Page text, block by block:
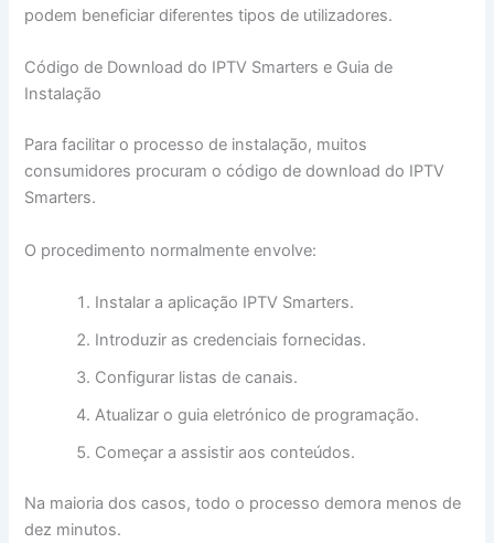
podem beneficiar diferentes tipos de utilizadores.
Código de Download do IPTV Smarters e Guia de
Instalação
Para facilitar o processo de instalação, muitos
consumidores procuram o código de download do IPTV
Smarters.
O procedimento normalmente envolve:
Instalar a aplicação IPTV Smarters.
Introduzir as credenciais fornecidas.
Configurar listas de canais.
Atualizar o guia eletrónico de programação.
Começar a assistir aos conteúdos.
Na maioria dos casos, todo o processo demora menos de
dez minutos.